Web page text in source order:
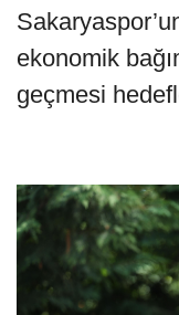
ekonomik
geçmesi